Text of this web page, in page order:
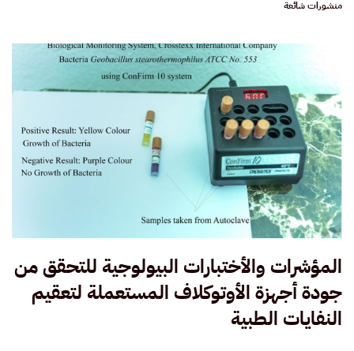
منشورات شائعة
المؤشرات والأختبارات البيولوجية للتحقق من
جودة أجهزة الأوتوكلاف المستعملة لتعقيم
النفايات الطبية